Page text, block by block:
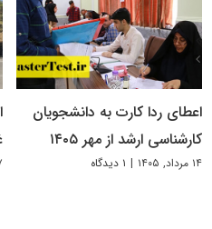
اعطای ردا کارت به دانشجویان
کارشناسی ارشد از مهر ۱۴۰۵
۱۴ مرداد, ۱۴۰۵ | ۱ دیدگاه ۷